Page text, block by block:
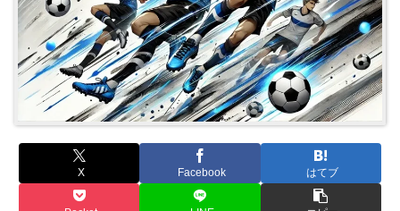
X Facebook はてブ